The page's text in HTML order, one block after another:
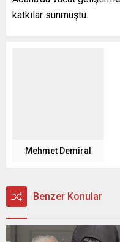
katkılar sunmuştu.
Mehmet Demiral
Benzer Konular